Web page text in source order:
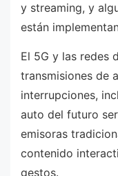
y streaming, y
están
El 5G y las redes
transmisiones de
interrupciones,
auto del futuro
emisoras
contenido
gestos.